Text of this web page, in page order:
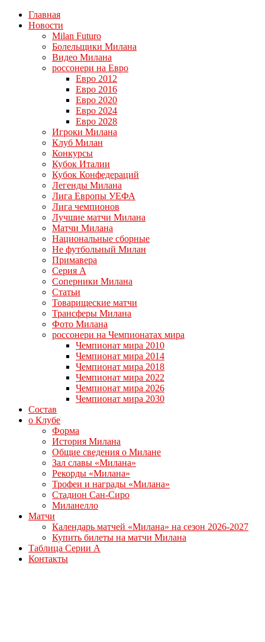
Главная
Новости
Milan Futuro
Болельщики Милана
Видео Милана
россонери на Евро
Евро 2012
Евро 2016
Евро 2020
Евро 2024
Евро 2028
Игроки Милана
Клуб Милан
Конкурсы
Кубок Италии
Кубок Конфедераций
Легенды Милана
Лига Европы УЕФА
Лига чемпионов
Лучшие матчи Милана
Матчи Милана
Национальные сборные
Не футбольный Милан
Примавера
Серия А
Соперники Милана
Статьи
Товарищеские матчи
Трансферы Милана
Фото Милана
россонери на Чемпионатах мира
Чемпионат мира 2010
Чемпионат мира 2014
Чемпионат мира 2018
Чемпионат мира 2022
Чемпионат мира 2026
Чемпионат мира 2030
Состав
о Клубе
Форма
История Милана
Общие сведения о Милане
Зал славы «Милана»
Рекорды «Милана»
Трофеи и награды «Милана»
Стадион Сан-Сиро
Миланелло
Матчи
Календарь матчей «Милана» на сезон 2026-2027
Купить билеты на матчи Милана
Таблица Серии А
Контакты